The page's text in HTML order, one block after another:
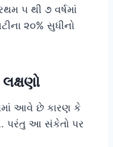
૫ થી ૭ વર્ષમાં
૨૦% સુધીનો
આવે છે કારણ કે
પરંતુ આ સંકેતો પર